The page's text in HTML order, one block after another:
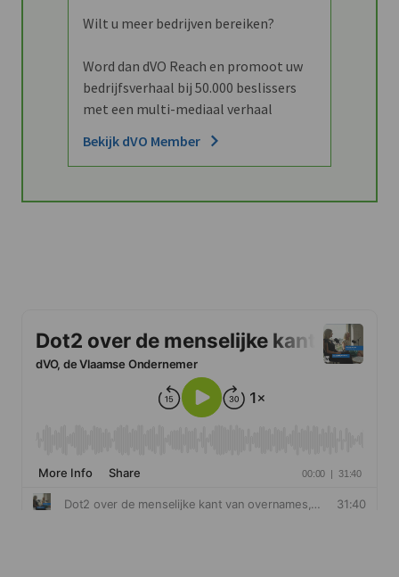
Wilt u meer bedrijven bereiken?
Word dan dVO Reach en promoot uw
bedrijfsverhaal bij 50.000 beslissers
met een multi-mediaal verhaal
Bekijk dVO Member